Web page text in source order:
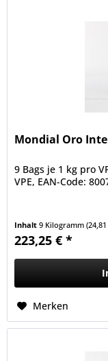
Mondial Oro
9 Bags je 1 kg pro
VPE, EAN-Code:
Inhalt9 Kilogramm
223,25 € *
Merken